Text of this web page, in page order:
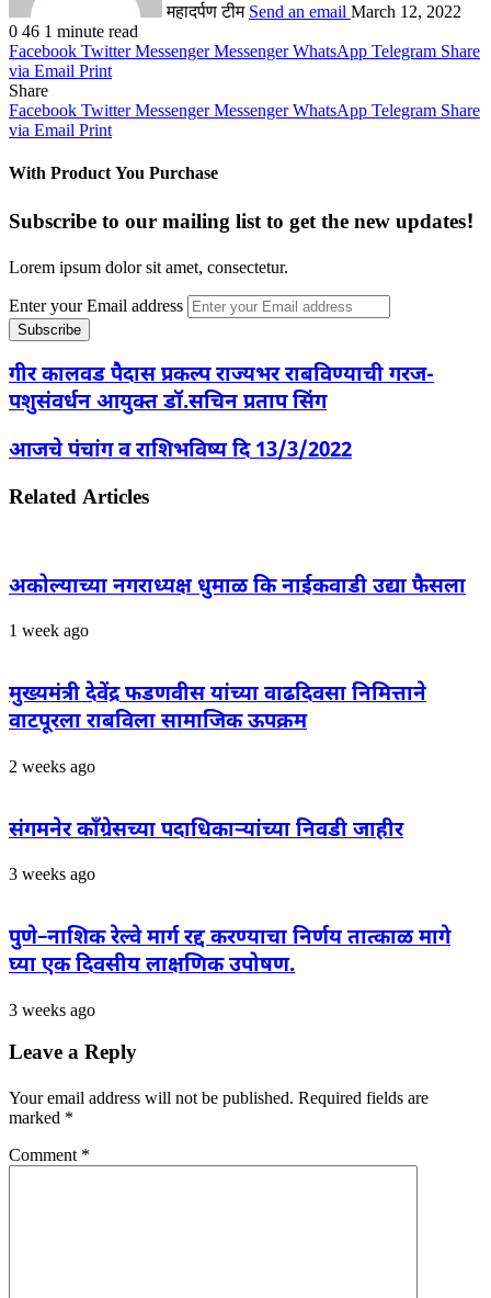
महादर्पण टीम Send an email March 12, 2022
0 46 1 minute read
Facebook Twitter Messenger Messenger WhatsApp Telegram Share
via Email Print
Share
Facebook Twitter Messenger Messenger WhatsApp Telegram Share
via Email Print
With Product You Purchase
Subscribe to our mailing list to get the new updates!
Lorem ipsum dolor sit amet, consectetur.
Enter your Email address
गीर कालवड पैदास प्रकल्प राज्यभर राबविण्याची गरज-
पशुसंवर्धन आयुक्त डॉ.सचिन प्रताप सिंग
आजचे पंचांग व राशिभविष्य दि 13/3/2022
Related Articles
अकोल्याच्या नगराध्यक्ष धुमाळ कि नाईकवाडी उद्या फैसला
1 week ago
मुख्यमंत्री देवेंद्र फडणवीस यांच्या वाढदिवसा निमित्ताने
वाटपूरला राबविला सामाजिक ऊपक्रम
2 weeks ago
संगमनेर काँग्रेसच्या पदाधिकाऱ्यांच्या निवडी जाहीर
3 weeks ago
पुणे–नाशिक रेल्वे मार्ग रद्द करण्याचा निर्णय तात्काळ मागे
घ्या एक दिवसीय लाक्षणिक उपोषण.
3 weeks ago
Leave a Reply
Your email address will not be published. Required fields are
marked *
Comment *